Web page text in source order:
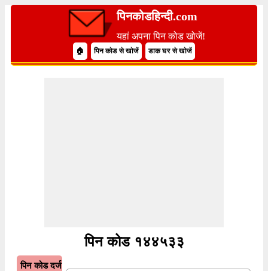
पिनकोडहिन्दी.com
यहां अपना पिन कोड खोजें!
🏠 पिन कोड से खोजें डाक घर से खोजें
पिन कोड १४४५३३
पिन कोड दर्ज